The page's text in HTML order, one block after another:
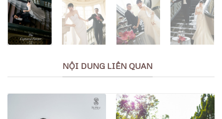
NỘI DUNG LIÊN QUAN